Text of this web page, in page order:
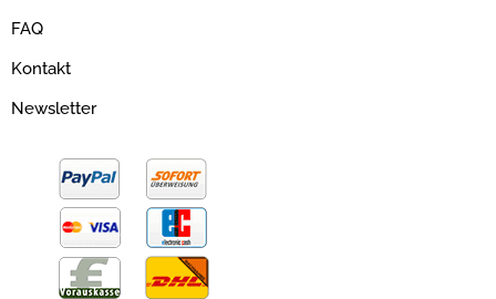
FAQ
Kontakt
Newsletter